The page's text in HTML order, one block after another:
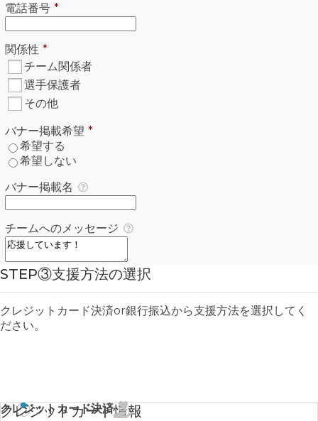
電話番号 *必須
関係性 *必須
関係性 *
必須
チーム関係者
選手保護者
その他
バナー掲載希望 *必須
バナー掲載希望 *
希望する
希望しない
バナー掲載名
チームへのメッセージ
STEP③支援方法の選択
クレジットカード決済or銀行振込から支援方法を選択してく
ださい。
クレジットカード決済
クレジットカード情報